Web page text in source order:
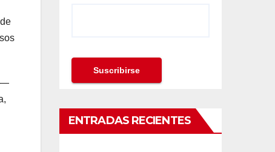
—
ENTRADAS RECIENTES